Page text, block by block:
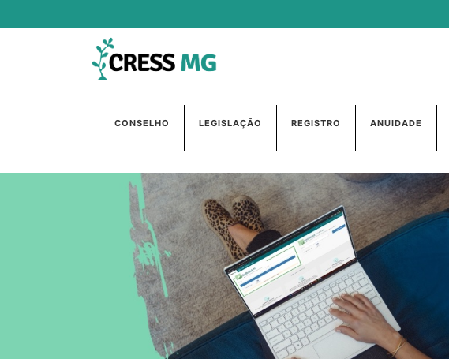
CONSELHO LEGISLAÇÃO REGISTRO ANUIDADE